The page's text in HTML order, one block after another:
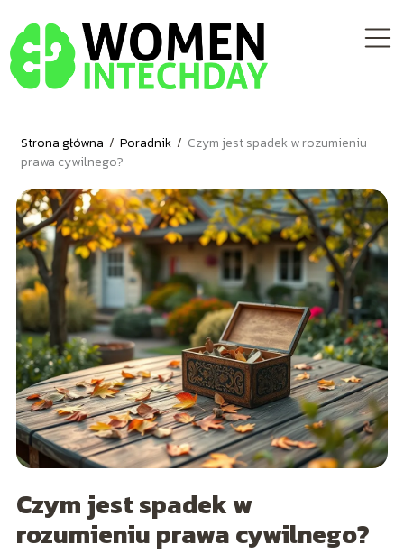
Strona główna / Poradnik / Czym jest spadek w rozumieniu
prawa cywilnego?
Czym jest spadek w
rozumieniu prawa cywilnego?